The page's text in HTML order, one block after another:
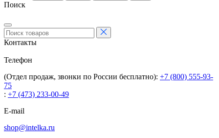
Поиск
Контакты
Телефон
(Отдел продаж, звонки по России бесплатно): +7 (800) 555-93-
75
: +7 (473) 233-00-49
E-mail
shop@intelka.ru